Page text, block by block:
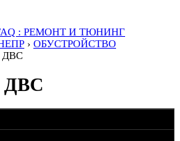
: РЕМОНТ И ТЮНИНГ
› ОБУСТРОЙСТВО
ДВС
ДВС